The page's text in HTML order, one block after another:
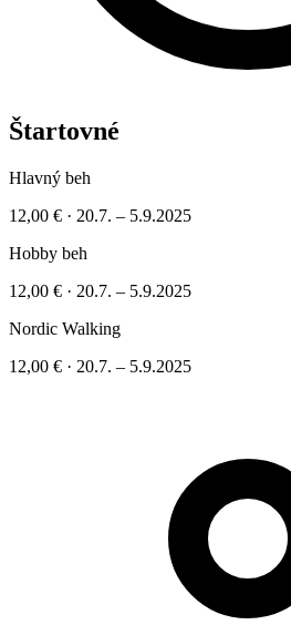
Štartovné
Hlavný beh
12,00 € · 20.7. – 5.9.2025
Hobby beh
12,00 € · 20.7. – 5.9.2025
Nordic Walking
12,00 € · 20.7. – 5.9.2025